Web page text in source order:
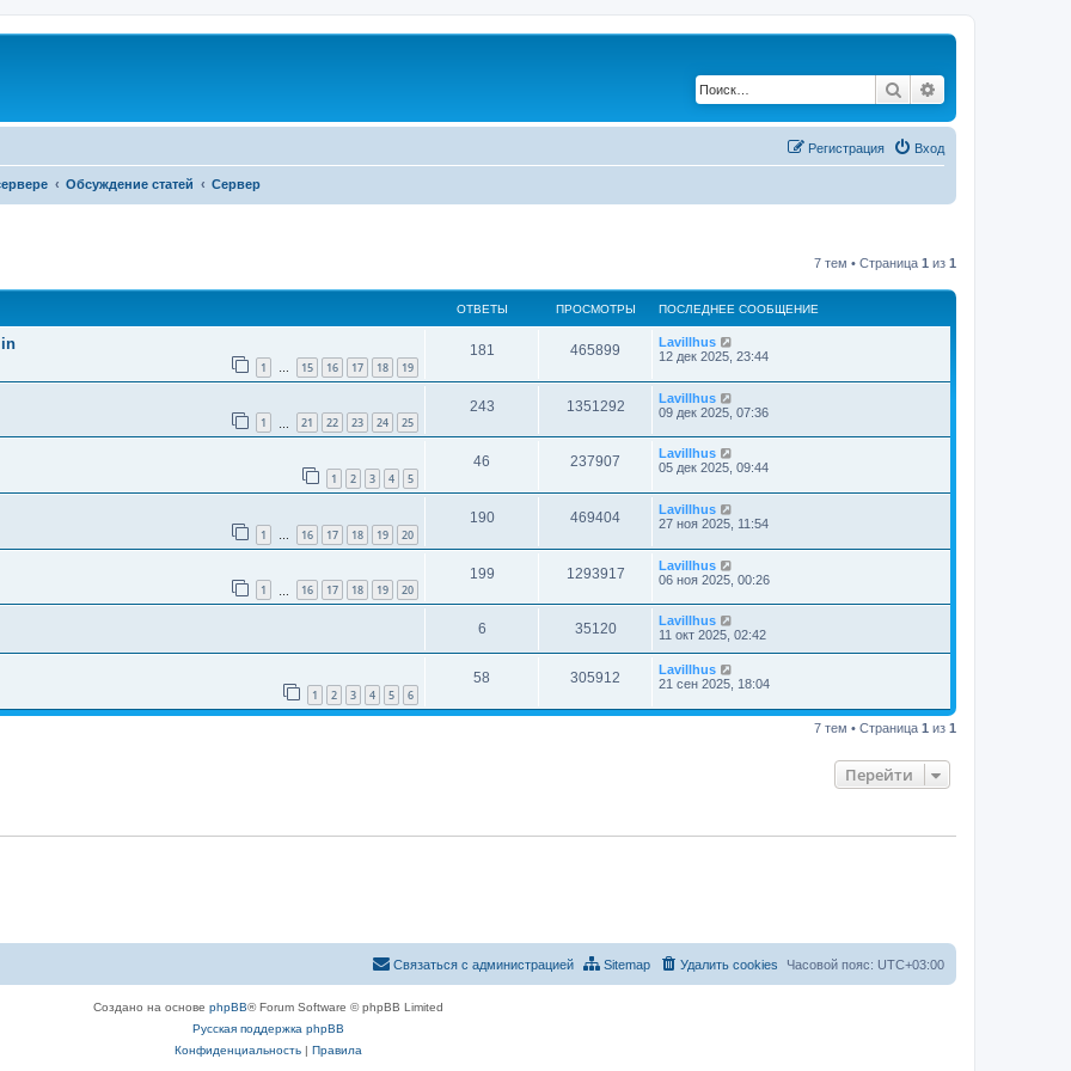
Поиск
Вход
Регистрация
Обсуждение статей Сервер
7 тем • Страница 1 из 1
ОТВЕТЫ ПРОСМОТРЫ ПОСЛЕДНЕЕ СООБЩЕНИЕ
1 … 15 16 17 18 19
181 465899
Lavillhus
12 дек 2025, 23:44
1 21 22 23 24 25
243 1351292
Lavillhus
09 дек 2025, 07:36
1 2 3 4 5
46 237907
Lavillhus
05 дек 2025, 09:44
1 … 16 17 18 19 20
190 469404
Lavillhus
27 ноя 2025, 11:54
1 16 17 18 19 20
199 1293917
Lavillhus
06 ноя 2025, 00:26
6 35120
Lavillhus
11 окт 2025, 02:42
1 2 3 4 5 6
58 305912
Lavillhus
21 сен 2025, 18:04
7 тем • Страница 1 из 1
Перейти
Часовой пояс: UTC+03:00
Удалить cookies
Sitemap
Связаться с администрацией
Создано на основе phpBB® Forum Software © phpBB Limited
Русская поддержка phpBB
Конфиденциальность| Правила